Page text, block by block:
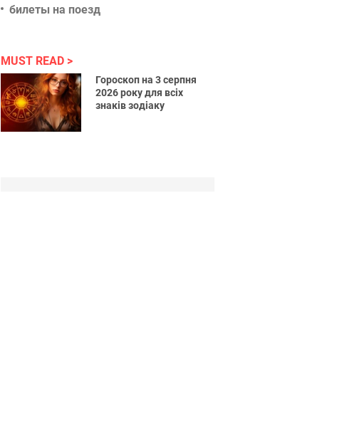
Позитивные
билеты на поезд
MUST READ
Гороскоп на 3 серпня
2026 року для всіх
знаків зодіаку